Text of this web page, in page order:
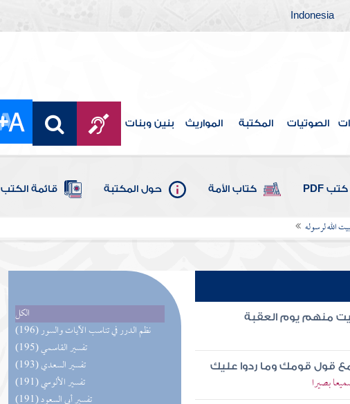
Indonesia
الصوتيات المكتبة المواريث بنين وبنات
كتب PDF كتاب الأمة حول المكتبة قائمة الكتب
الله لرسوله
الكل
(196) نظم الدرر في تناسب الآيات والسور
(195) تفسير القاسمي
(193) تفسير السعدي
(191) تفسير الألوسي
منهم يوم العقبة
قول قومك وما ردوا عليك
بصيرا